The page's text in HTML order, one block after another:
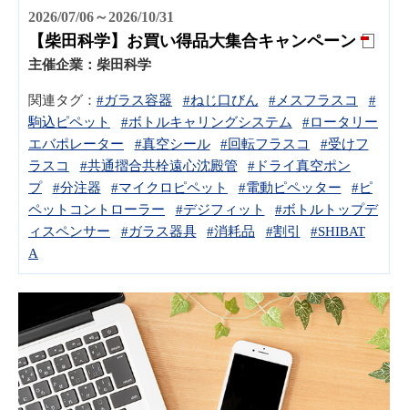
2026/07/06～2026/10/31
【柴田科学】お買い得品大集合キャンペーン
主催企業： 柴田科学
関連タグ： #ガラス容器 #ねじ口びん #メスフラスコ
#
駒込ピペット
#ボトルキャリングシステム
#ロータリー
エバポレーター
#真空シール #回転フラスコ
#受けフ
ラスコ
#共通摺合共栓遠心沈殿管
#ドライ真空ポン
プ
#分注器 #マイクロピペット #電動ピペッター
#ピ
ペットコントローラー
#デジフィット
#ボトルトップデ
ィスペンサー
#ガラス器具 #消耗品 #割引
#SHIBAT
A